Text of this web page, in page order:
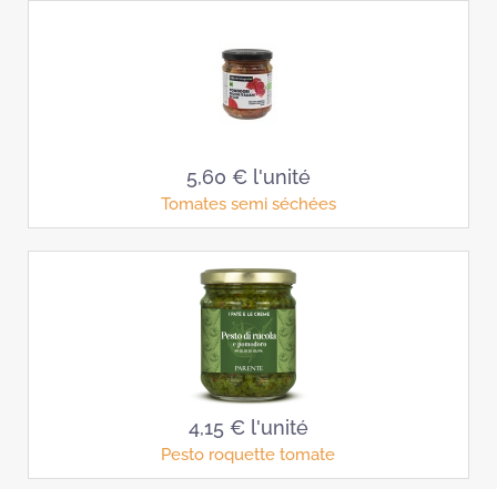
5,60 € l'unité
Tomates semi séchées
4,15 € l'unité
Pesto roquette tomate